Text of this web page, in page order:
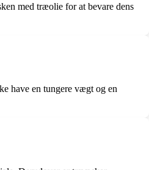
med træolie for at bevare dens
have en tungere vægt og en